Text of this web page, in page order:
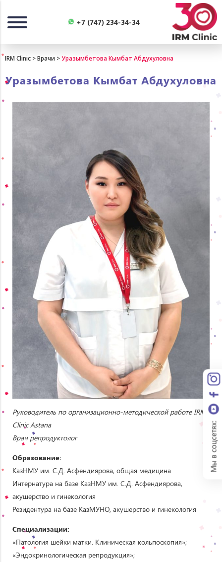
+7 (747) 234-34-34
IRM Clinic >Врачи >Уразымбетова Кымбат Абдухуловна
Уразымбетова Кымбат Абдухуловна
Руководитель по организационно-методической работе IRM
Clinic Astana
Врач репродуктолог
Образование:
КазНМУ им. С.Д. Асфендиярова, общая медицина
Интернатура на базе КазНМУ им. С.Д. Асфендиярова,
акушерство и гинекология
Резидентура на базе КазМУНО, акушерство и гинекология
Специализации:
«Патология шейки матки. Клиническая кольпоскопия»;
«Эндокринологическая репродукция»;
Мы в соцсетях: